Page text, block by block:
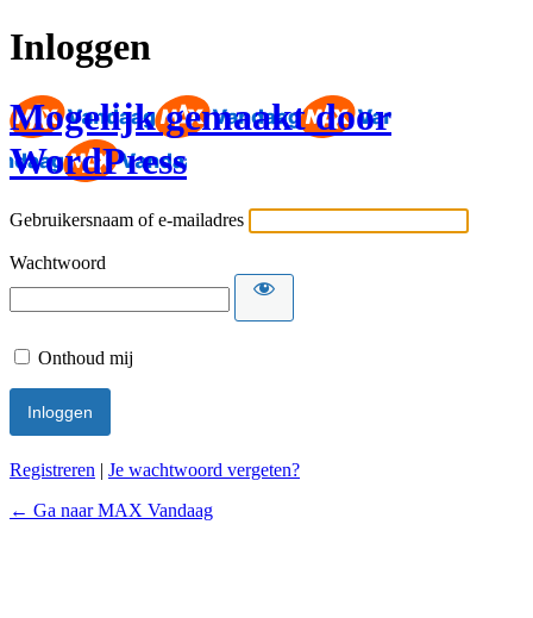
Inloggen
Mogelijk gemaakt door
WordPress
Gebruikersnaam of e-mailadres
Wachtwoord
Onthoud mij
Registreren | Je wachtwoord vergeten?
← Ga naar MAX Vandaag